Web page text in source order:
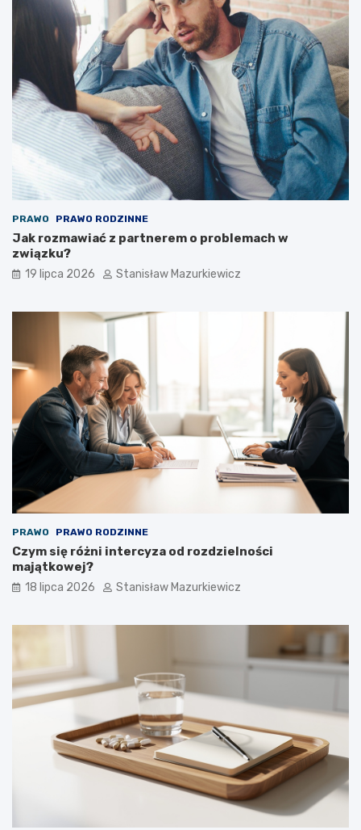
PRAWO PRAWO RODZINNE
Jak rozmawiać z partnerem o problemach w
związku?
19 lipca 2026 Stanisław Mazurkiewicz
PRAWO PRAWO RODZINNE
Czym się różni intercyza od rozdzielności
majątkowej?
18 lipca 2026 Stanisław Mazurkiewicz